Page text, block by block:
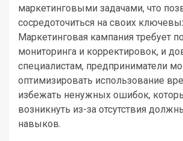
маркетинговыми задачами, что
сосредоточиться на своих
Маркетинговая кампания требует
мониторинга и корректировок, и
специалистам, предприниматели
оптимизировать использование
избежать ненужных ошибок,
возникнуть из-за отсутствия
навыков.